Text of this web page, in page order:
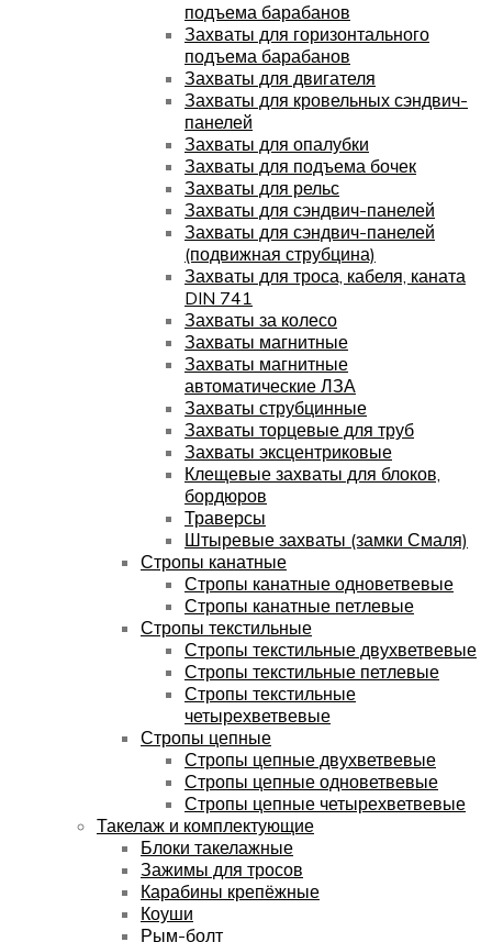
подъема барабанов
Захваты для горизонтального
подъема барабанов
Захваты для двигателя
Захваты для кровельных сэндвич-
панелей
Захваты для опалубки
Захваты для подъема бочек
Захваты для рельс
Захваты для сэндвич-панелей
Захваты для сэндвич-панелей
(подвижная струбцина)
Захваты для троса, кабеля, каната
DIN 741
Захваты за колесо
Захваты магнитные
Захваты магнитные
автоматические ЛЗА
Захваты струбцинные
Захваты торцевые для труб
Захваты эксцентриковые
Клещевые захваты для блоков,
бордюров
Траверсы
Штыревые захваты (замки Смаля)
Стропы канатные
Стропы канатные одноветвевые
Стропы канатные петлевые
Стропы текстильные
Стропы текстильные двухветвевые
Стропы текстильные петлевые
Стропы текстильные
четырехветвевые
Стропы цепные
Стропы цепные двухветвевые
Стропы цепные одноветвевые
Стропы цепные четырехветвевые
Такелаж и комплектующие
Блоки такелажные
Зажимы для тросов
Карабины крепёжные
Коуши
Рым-болт